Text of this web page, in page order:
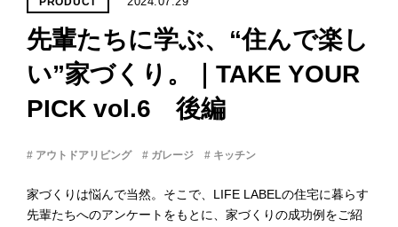
ライフレー
つ いて
会社概
要
先輩たちに学ぶ、“住んで楽し
い”家づくり。｜TAKE YOUR
PICK vol.6 後編
# アウトドアリビング # ガレージ # キッチン
家づくりは悩んで当然。そこで、LIFE LABELの住宅に暮らす
先輩たちへのアンケートをもとに、家づくりの成功例をご紹